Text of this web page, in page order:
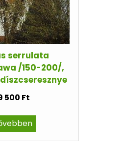
serrulata
/150-200/,
500 Ft